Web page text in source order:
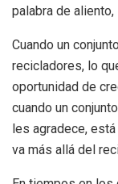
palabra de
Cuando un
recicladores, lo
oportunidad de
cuando un
les agradece,
va más allá del